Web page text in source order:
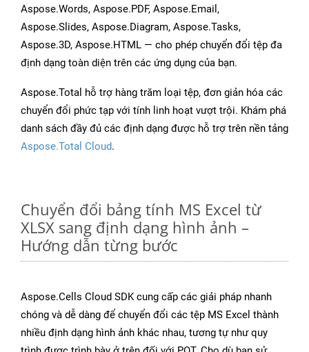
Aspose.Words, Aspose.PDF, Aspose.Email,
Aspose.Slides, Aspose.Diagram, Aspose.Tasks,
Aspose.3D, Aspose.HTML — cho phép chuyển đổi tệp đa
định dạng toàn diện trên các ứng dụng của bạn.
Aspose.Total hỗ trợ hàng trăm loại tệp, đơn giản hóa các
chuyển đổi phức tạp với tính linh hoạt vượt trội. Khám phá
danh sách đầy đủ các định dạng được hỗ trợ trên nền tảng
Aspose.Total Cloud.
Chuyển đổi bảng tính MS Excel từ
XLSX sang định dạng hình ảnh –
Hướng dẫn từng bước
Aspose.Cells Cloud SDK cung cấp các giải pháp nhanh
chóng và dễ dàng để chuyển đổi các tệp MS Excel thành
nhiều định dạng hình ảnh khác nhau, tương tự như quy